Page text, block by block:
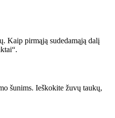
Kaip pirmąją sudedamąją dalį
šunims. Ieškokite žuvų taukų,